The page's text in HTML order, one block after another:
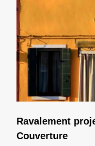
Ravalement
Couverture